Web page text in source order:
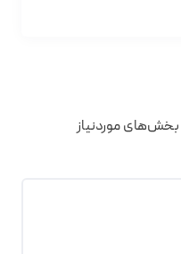
بخش‌های موردنیاز